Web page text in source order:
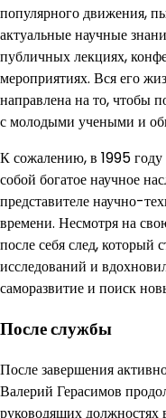
популярного движения,
актуальные научные
публичных лекциях,
мероприятиях. Вся его
направлена на то, чтобы
с молодыми учеными и
К сожалению, в 1995 году
собой богатое научное
представителе научно-
времени. Несмотря на
после себя след, который
исследований и
саморазвитие и поиск
После службы
После завершения
Валерий Герасимов
руководящих должностях